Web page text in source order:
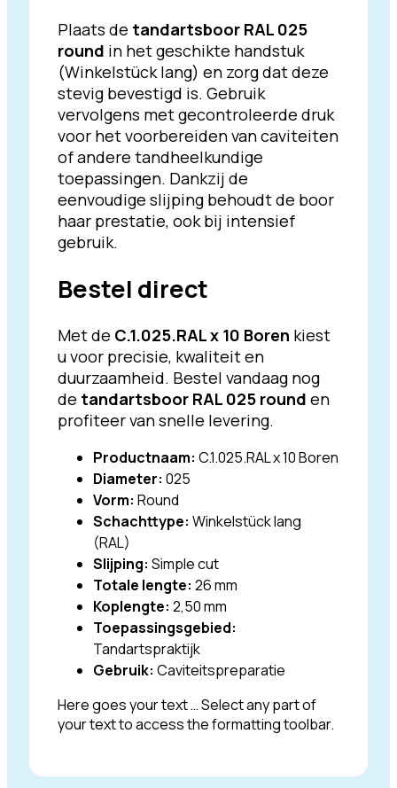
Plaats de tandartsboor RAL 025
round in het geschikte handstuk
(Winkelstück lang) en zorg dat deze
stevig bevestigd is. Gebruik
vervolgens met gecontroleerde druk
voor het voorbereiden van caviteiten
of andere tandheelkundige
toepassingen. Dankzij de
eenvoudige slijping behoudt de boor
haar prestatie, ook bij intensief
gebruik.
Bestel direct
Met de C.1.025.RAL x 10 Boren kiest
u voor precisie, kwaliteit en
duurzaamheid. Bestel vandaag nog
de tandartsboor RAL 025 round en
profiteer van snelle levering.
Productnaam: C.1.025.RAL x 10 Boren
Diameter: 025
Vorm: Round
Schachttype: Winkelstück lang
(RAL)
Slijping: Simple cut
Totale lengte: 26 mm
Koplengte: 2,50 mm
Toepassingsgebied:
Tandartspraktijk
Gebruik: Caviteitspreparatie
Here goes your text … Select any part of
your text to access the formatting toolbar.